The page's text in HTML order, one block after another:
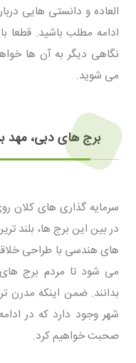
العاده و دانستی هایی
ادامه مطلب باشید. قطعا
نگاهی دیگر به آن ها
می شوید.
برج های دبی، مهد
سرمایه گذاری های کلان
در بین این برج ها، بلند
های هندسی با طراحی
می شود تا مردم برج
بدانند. ضمن اینکه مدرن
شهر وجود دارد که در
صحبت خواهیم کرد.